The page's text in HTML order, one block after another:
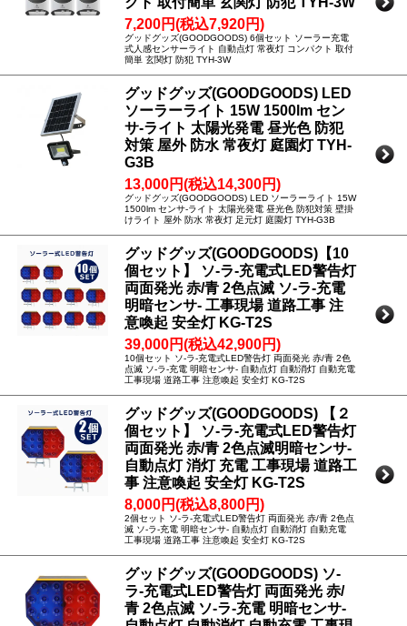
7,200円(税込7,920円)
グッドグッズ(GOODGOODS) 6個セット ソーラー充電
式人感センサーライト 自動点灯 常夜灯 コンパクト 取付
簡単 玄関灯 防犯 TYH-3W
グッドグッズ(GOODGOODS) LED
ソーラーライト 15W 1500lm セン
サ-ライト 太陽光発電 昼光色 防犯
対策 屋外 防水 常夜灯 庭園灯 TYH-
G3B
13,000円(税込14,300円)
グッドグッズ(GOODGOODS) LED ソーラーライト 15W
1500lm センサ-ライト 太陽光発電 昼光色 防犯対策 壁掛
けライト 屋外 防水 常夜灯 足元灯 庭園灯 TYH-G3B
グッドグッズ(GOODGOODS)【10
個セット】 ソ-ラ-充電式LED警告灯
両面発光 赤/青 2色点滅 ソ-ラ-充電
明暗センサ- 工事現場 道路工事 注
意喚起 安全灯 KG-T2S
39,000円(税込42,900円)
10個セット ソ-ラ-充電式LED警告灯 両面発光 赤/青 2色
点滅 ソ-ラ-充電 明暗センサ- 自動点灯 自動消灯 自動充電
工事現場 道路工事 注意喚起 安全灯 KG-T2S
グッドグッズ(GOODGOODS) 【２
個セット】 ソ-ラ-充電式LED警告灯
両面発光 赤/青 2色点滅明暗センサ-
自動点灯 消灯 充電 工事現場 道路工
事 注意喚起 安全灯 KG-T2S
8,000円(税込8,800円)
2個セット ソ-ラ-充電式LED警告灯 両面発光 赤/青 2色点
滅 ソ-ラ-充電 明暗センサ- 自動点灯 自動消灯 自動充電
工事現場 道路工事 注意喚起 安全灯 KG-T2S
グッドグッズ(GOODGOODS) ソ-
ラ-充電式LED警告灯 両面発光 赤/
青 2色点滅 ソ-ラ-充電 明暗センサ-